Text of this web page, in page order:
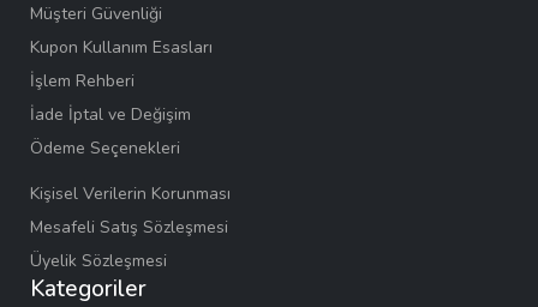
Müşteri Güvenliği
Kupon Kullanım Esasları
İşlem Rehberi
İade İptal ve Değişim
Ödeme Seçenekleri
Kişisel Verilerin Korunması
Mesafeli Satış Sözleşmesi
Üyelik Sözleşmesi
Kategoriler